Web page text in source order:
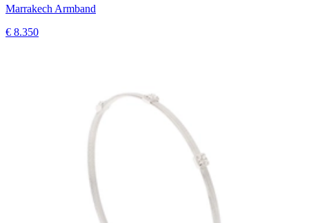
Marrakech Armband
€ 8.350